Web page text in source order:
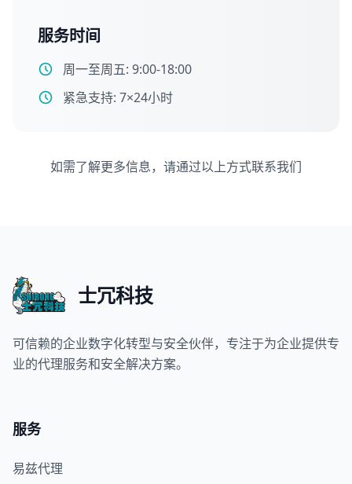
服务时间
周一至周五: 9:00-18:00
紧急支持: 7×24小时
如需了解更多信息，请通过以上方式联系我们
士冗科技
可信赖的企业数字化转型与安全伙伴，专注于为企业提供专
业的代理服务和安全解决方案。
服务
易兹代理